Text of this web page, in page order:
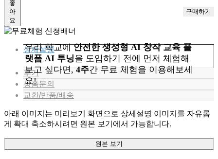
좋
아
요
우리 학교에안전한 생성형 AI 창작 교육 플
랫폼 AI 투닝을 도입하기 전에 먼저 체험해
보고 싶다면,4주간 무료 체험을 이용해보세
요!
상세설명
후기
상품문의
교환/반품/배송
아래 이미지는 미리보기 화면으로 상세설명 이미지를 자유롭
게 확대 축소하시려면 원본 보기에서 가능합니다.
원본 보기